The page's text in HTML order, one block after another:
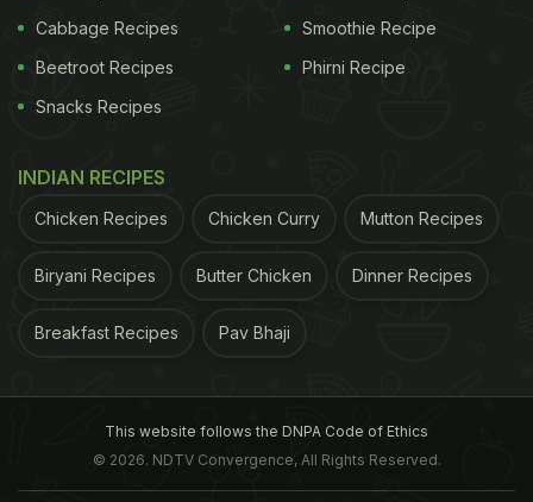
Cabbage Recipes
Beetroot Recipes
Snacks Recipes
Smoothie Recipe
Phirni Recipe
INDIAN RECIPES
Chicken Recipes Chicken Curry Mutton Recipes
Biryani Recipes Butter Chicken Dinner Recipes
Breakfast Recipes Pav Bhaji
This website follows the DNPA Code of Ethics
© 2026. NDTV Convergence, All Rights Reserved.